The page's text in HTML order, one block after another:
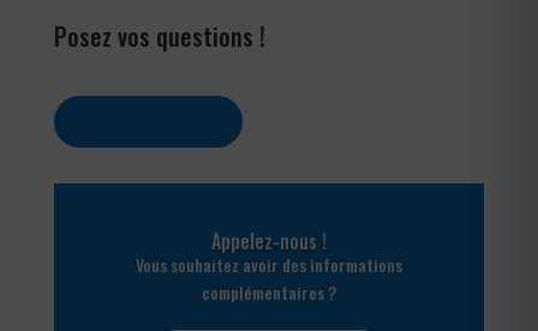
Posez vos questions !
Appelez-nous !
Vous souhaitez avoir des informations
complémentaires ?